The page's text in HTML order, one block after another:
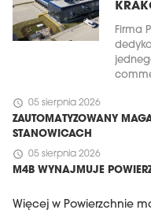
Firma
schedule 05 sierpnia 2026
ZAUTOMATYZOWANY
STANOWICACH
schedule 05 sierpnia 2026
M4B WYNAJMUJE
Więcej w Powierzchnie